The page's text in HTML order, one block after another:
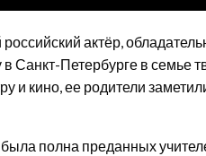
актёр,
Санкт-Петербурге в семье
и кино, ее родители
полна преданных